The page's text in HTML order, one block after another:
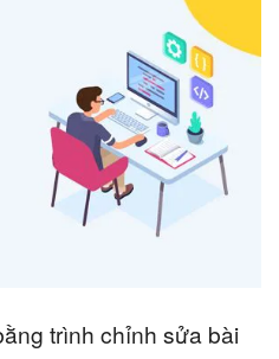
trình chỉnh sửa bài